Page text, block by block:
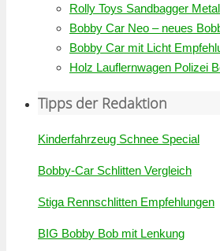
Rolly Toys Sandbagger
Bobby Car Neo – neues
Bobby Car mit Licht
Holz Lauflernwagen Polizei
Tipps der Redaktion
Kinderfahrzeug Schnee Special
Bobby-Car Schlitten Vergleich
Stiga Rennschlitten Empfehlungen
BIG Bobby Bob mit Lenkung